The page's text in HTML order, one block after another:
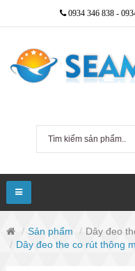
0934 346 838 -
Sản phẩm
Dây đeo
Dây đeo the co rút thông